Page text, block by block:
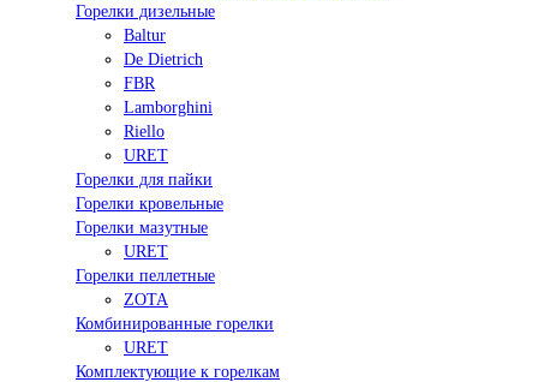
Горелки дизельные
Baltur
De Dietrich
FBR
Lamborghini
Riello
URET
Горелки для пайки
Горелки кровельные
Горелки мазутные
URET
Горелки пеллетные
ZOTA
Комбинированные горелки
URET
Комплектующие к горелкам